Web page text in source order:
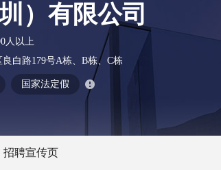
）有限公司
人以上
白路179号A栋、B栋、C栋
国家法定假
招聘宣传页